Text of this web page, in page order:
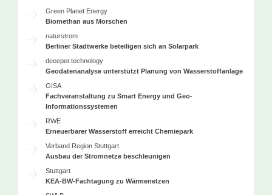
Green Planet Energy
Biomethan aus Morschen
naturstrom
Berliner Stadtwerke beteiligen sich an Solarpark
deeeper.technology
Geodatenanalyse unterstützt Planung von Wasserstoffanlage
GISA
Fachveranstaltung zu Smart Energy und Geo-
Informationssystemen
RWE
Erneuerbarer Wasserstoff erreicht Chemiepark
Verband Region Stuttgart
Ausbau der Stromnetze beschleunigen
Stuttgart
KEA-BW-Fachtagung zu Wärmenetzen